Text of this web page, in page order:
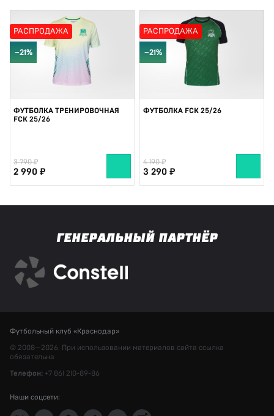
РАСПРОДАЖА
−21%
ФУТБОЛКА ТРЕНИРОВОЧНАЯ
FCK 25/26
3 790
2 990
РАСПРОДАЖА
−21%
ФУТБОЛКА FCK 25/26
4 190
3 290
ГЕНЕРАЛЬНЫЙ ПАРТНЁР
Футбольный клуб «Краснодар»
© 2008—2026. При использовании материалов сайта ссылка
обязательна
Телефон: +7 861 210-89-86
Наши соцсети: